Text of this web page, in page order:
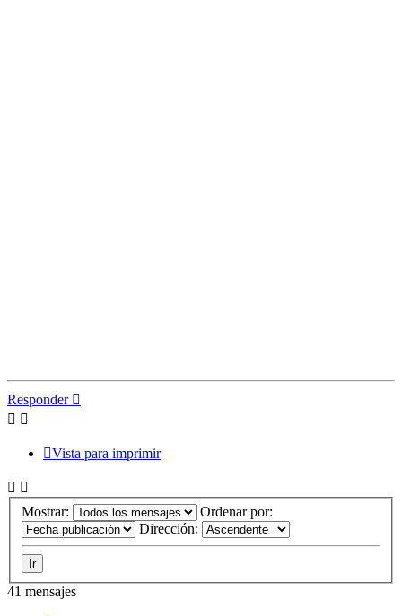
Responder
Vista para imprimir
Mostrar:
Ordenar por:
Dirección:
41 mensajes